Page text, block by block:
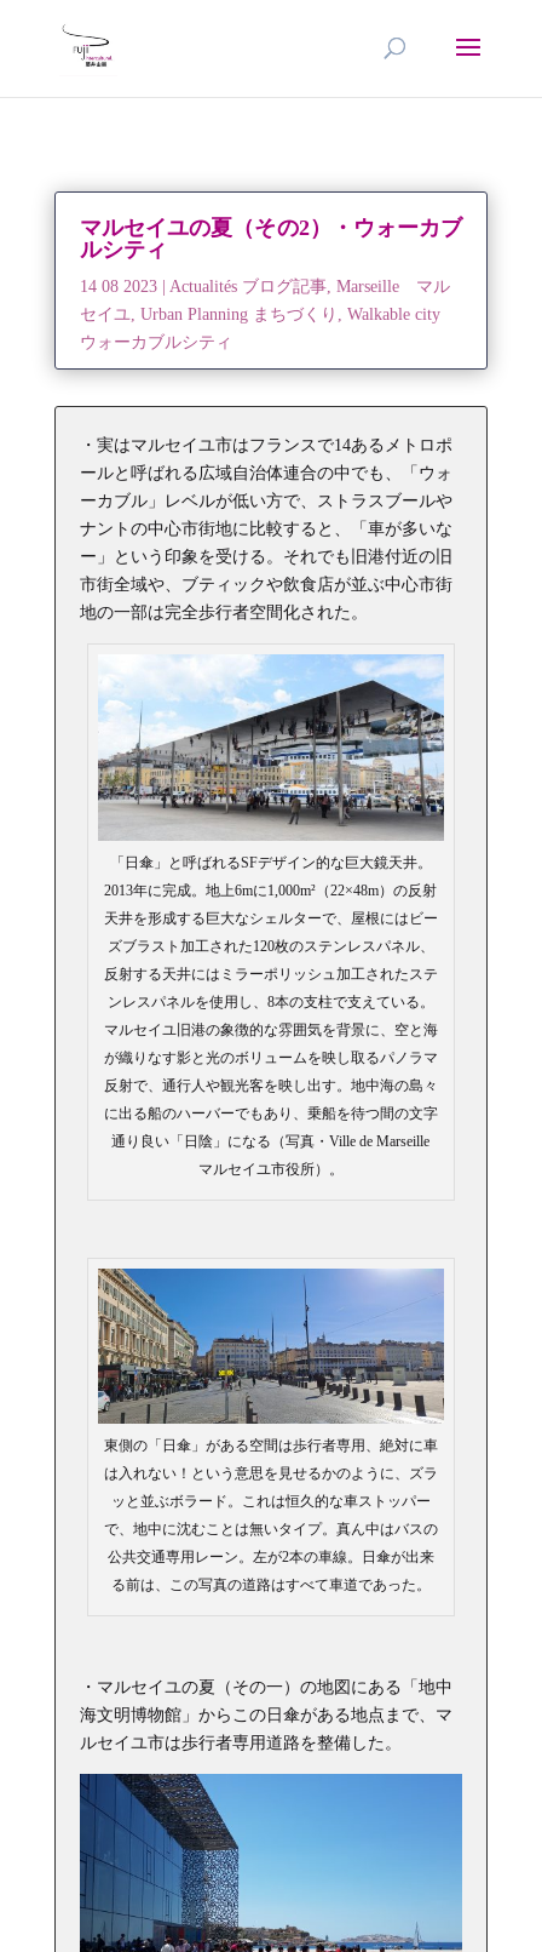
マルセイユの夏（その2）・ウォーカブ
ルシティ
14 08 2023| Actualités ブログ記事, Marseille マル
セイユ, Urban Planning まちづくり , Walkable city
ウォーカブルシティ
・実はマルセイユ市はフランスで14あるメトロポ
ールと呼ばれる広域自治体連合の中でも、「ウォ
ーカブル」レベルが低い方で、ストラスブールや
ナントの中心市街地に比較すると、「車が多いな
ー」という印象を受ける。それでも旧港付近の旧
市街全域や、ブティックや飲食店が並ぶ中心市街
地の一部は完全歩行者空間化された。
「日傘」と呼ばれるSFデザイン的な巨大鏡天井。
2013年に完成。地上6mに1,000m²（22×48m）の反射
天井を形成する巨大なシェルターで、屋根にはビー
ズブラスト加工された120枚のステンレスパネル、
反射する天井にはミラーポリッシュ加工されたステ
ンレスパネルを使用し、8本の支柱で支えている。
マルセイユ旧港の象徴的な雰囲気を背景に、空と海
が織りなす影と光のボリュームを映し取るパノラマ
反射で、通行人や観光客を映し出す。地中海の島々
に出る船のハーバーでもあり、乗船を待つ間の文字
通り良い「日陰」になる（写真・Ville de Marseille
マルセイユ市役所）。
東側の「日傘」がある空間は歩行者専用、絶対に車
は入れない！という意思を見せるかのように、ズラ
ッと並ぶボラード。これは恒久的な車ストッパー
で、地中に沈むことは無いタイプ。真ん中はバスの
公共交通専用レーン。左が2本の車線。日傘が出来
る前は、この写真の道路はすべて車道であった。
・マルセイユの夏（その一）の地図にある「地中
海文明博物館」からこの日傘がある地点まで、マ
ルセイユ市は歩行者専用道路を整備した。